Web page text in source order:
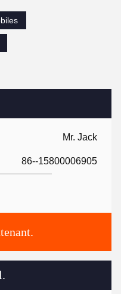
Mr. Jack
86--15800006905